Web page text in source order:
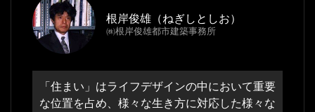
根岸俊雄（ねぎしとしお）
㈱根岸俊雄都市建築事務所
「住まい」はライフデザインの中において重要
な位置を占め、様々な生き方に対応した様々な